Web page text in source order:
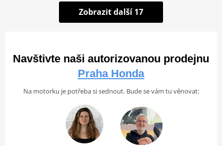
Zobrazit další 17
Navštivte naši autorizovanou prodejnu
Praha Honda
Na motorku je potřeba si sednout. Bude se vám tu věnovat: